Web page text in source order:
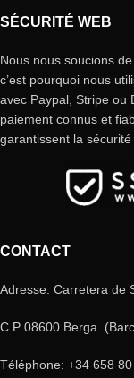
SÉCURITÉ WEB
Nous nous soucions
c’est pourquoi nous
avec Paypal, Stripe ou
paiement connus et
garantissent la
CONTACT
Adresse: Carretera de
C.P 08600 Berga
Téléphone: +34 658